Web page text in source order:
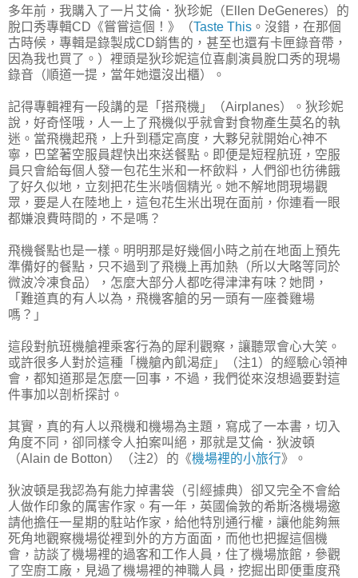
多年前，我購入了一片艾倫．狄珍妮（Ellen DeGeneres）的
脫口秀專輯CD《嘗嘗這個！》（Taste This 。沒錯，在那個
古時候，專輯是錄製成CD銷售的，甚至也還有卡匣錄音帶，
因為我也買了。）裡頭是狄珍妮這位喜劇演員脫口秀的現場
錄音（順道一提，當年她還沒出櫃）。
記得專輯裡有一段講的是「搭飛機」（Airplanes）。狄珍妮
說，好奇怪哦，人一上了飛機似乎就會對食物產生莫名的執
迷。當飛機起飛，上升到穩定高度，大夥兒就開始心神不
寧，巴望著空服員趕快出來送餐點。即便是短程航班，空服
員只會給每個人發一包花生米和一杯飲料，人們卻也彷彿餓
了好久似地，立刻把花生米啃個精光。她不解地問現場觀
眾，要是人在陸地上，這包花生米出現在面前，你連看一眼
都嫌浪費時間的，不是嗎？
飛機餐點也是一樣。明明那是好幾個小時之前在地面上預先
準備好的餐點，只不過到了飛機上再加熱（所以大略等同於
微波冷凍食品），怎麼大部分人都吃得津津有味？她問，
「難道真的有人以為，飛機客艙的另一頭有一座養雞場
嗎？」
這段對航班機艙裡乘客行為的犀利觀察，讓聽眾會心大笑。
或許很多人對於這種「機艙內飢渴症」（注1）的經驗心領神
會，都知道那是怎麼一回事，不過，我們從來沒想過要對這
件事加以剖析探討。
其實，真的有人以飛機和機場為主題，寫成了一本書，切入
角度不同，卻同樣令人拍案叫絕，那就是艾倫．狄波頓
（Alain de Botton）（注2）的《機場裡的小旅行》。
狄波頓是我認為有能力掉書袋（引經據典）卻又完全不會給
人做作印象的厲害作家。有一年，英國倫敦的希斯洛機場邀
請他擔任一星期的駐站作家，給他特別通行權，讓他能夠無
死角地觀察機場從裡到外的方方面面，而他也把握這個機
會，訪談了機場裡的過客和工作人員，住了機場旅館，參觀
了空廚工廠，見過了機場裡的神職人員，挖掘出即便重度飛